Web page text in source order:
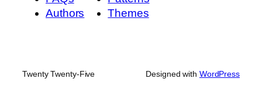
Authors
Themes
Twenty Twenty-Five Designed with WordPress